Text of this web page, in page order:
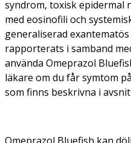
syndrom, toxisk epidermal
med eosinofili och
generaliserad
rapporterats i samband
använda Omeprazol
läkare om du får symtom
som finns beskrivna i